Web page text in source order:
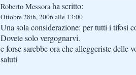
Roberto Messoraha scritto:
Ottobre 28th, 2006 alle 13:00
Una sola considerazione: per tutti i tifosi
Dovete solo vergognarvi.
e forse sarebbe ora che alleggeriste delle
saluti